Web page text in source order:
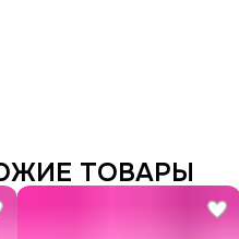
ТОВАРЫ